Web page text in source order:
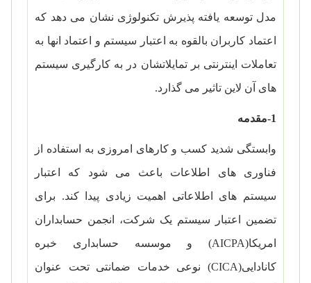
مدل توسعه یافته پذیرش تکنولوژی نشان می دهد که
اعتماد کاربران بالقوه به اعتبار سیستم و اعتماد انها به
تعاملات اینترنتی بر تمایلاتشان در به کارگیری سیستم
های آن لاین تاثیر می گذارد.
1-مقدمه
وابستگی شدید کسب و کارهای امروزی به استفاده از
فناوری های اطلاعات باعث می شود که اعتبار
سیستم های اطلاعاتی اهمیت زیادی پیدا کند. برای
تضمین اعتبار سیستم یک شرکت، انجمن حسابداران
امریکا(AICPA) و موسسه حسابداری خبره
کانادایی(CICA) نوعی خدمات ضمانتی تحت عنوان